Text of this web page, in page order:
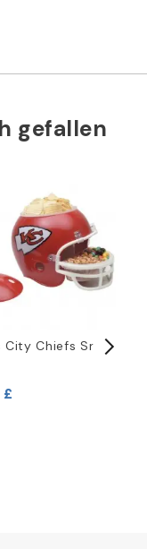
gefallen
City Chiefs Snack